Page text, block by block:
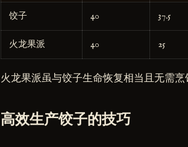
饺子 40 37.5
火龙果派 40 25
火龙果派虽与饺子生命恢复相当且无需
高效生产饺子的技巧